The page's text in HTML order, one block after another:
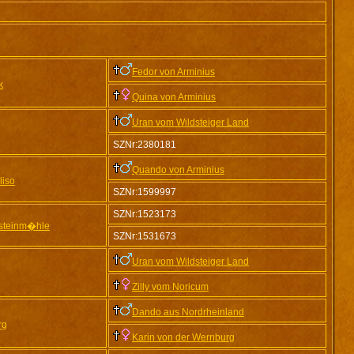
Fedor von Arminius
Quina von Arminius
Uran vom Wildsteiger Land
SZNr:2380181
Quando von Arminius
SZNr:1599997
SZNr:1523173
SZNr:1531673
Uran vom Wildsteiger Land
Zilly vom Noricum
Dando aus Nordrheinland
Karin von der Wernburg